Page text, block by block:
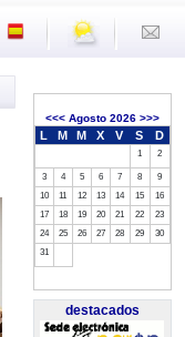
<<<Agosto 2026 >>>
L M M X V S D
1 2
3 4 5 6 7 8
9
10
11 12 13 14 15
16
17
18 19 20 21 22
23
24
25 26 27 28 29
30
31
destacados